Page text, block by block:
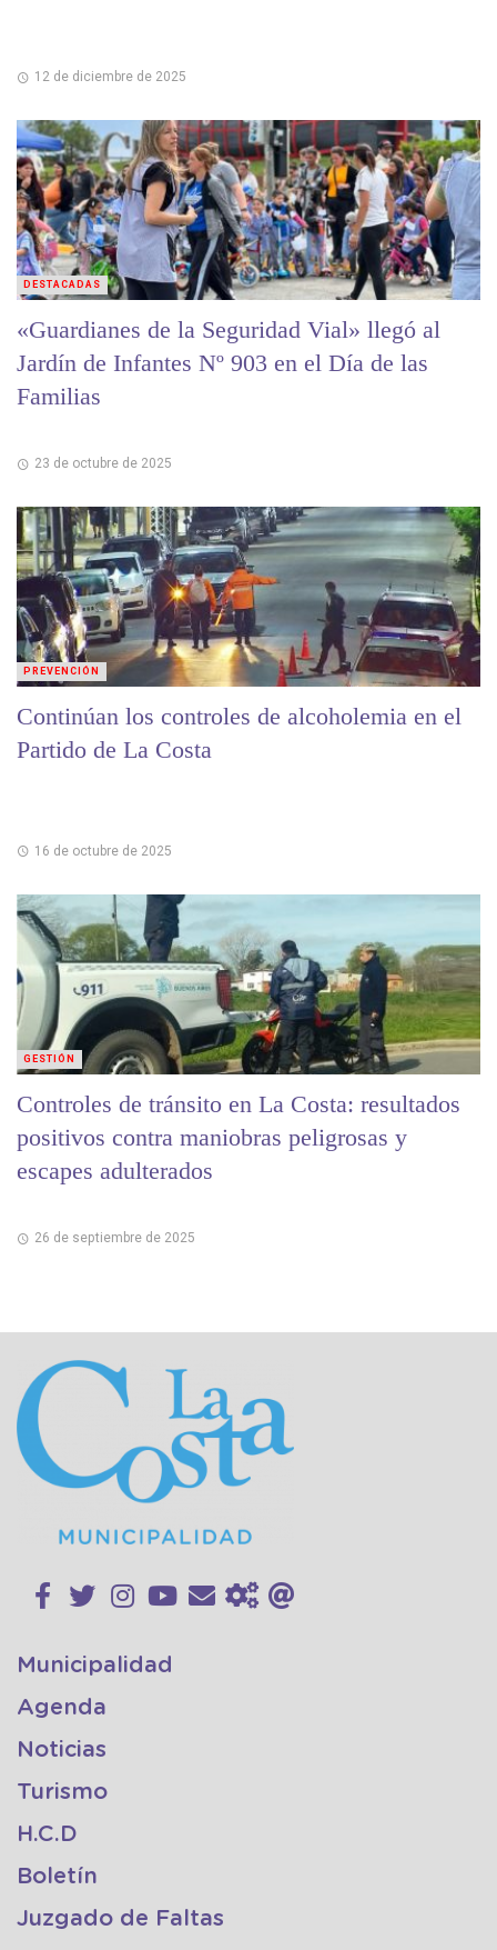
12 de diciembre de 2025
«Guardianes de la Seguridad Vial» llegó al
Jardín de Infantes Nº 903 en el Día de las
Familias
23 de octubre de 2025
DESTACADAS
Continúan los controles de alcoholemia en el
Partido de La Costa
16 de octubre de 2025
PREVENCIÓN
Controles de tránsito en La Costa: resultados
positivos contra maniobras peligrosas y
escapes adulterados
26 de septiembre de 2025
GESTIÓN
Municipalidad
Agenda
Noticias
Turismo
H.C.D
Boletín
Juzgado de Faltas